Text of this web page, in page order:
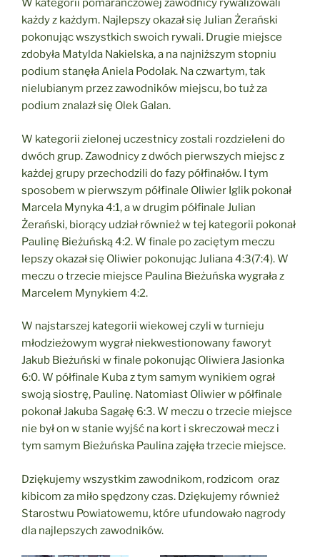
W kategorii pomarańczowej zawodnicy rywalizowali
każdy z każdym. Najlepszy okazał się Julian Żerański
pokonując wszystkich swoich rywali. Drugie miejsce
zdobyła Matylda Nakielska, a na najniższym stopniu
podium stanęła Aniela Podolak. Na czwartym, tak
nielubianym przez zawodników miejscu, bo tuż za
podium znalazł się Olek Galan.
W kategorii zielonej uczestnicy zostali rozdzieleni do
dwóch grup. Zawodnicy z dwóch pierwszych miejsc z
każdej grupy przechodzili do fazy półfinałów. I tym
sposobem w pierwszym półfinale Oliwier Iglik pokonał
Marcela Mynyka 4:1, a w drugim półfinale Julian
Żerański, biorący udział również w tej kategorii pokonał
Paulinę Bieżuńską 4:2. W finale po zaciętym meczu
lepszy okazał się Oliwier pokonując Juliana 4:3(7:4). W
meczu o trzecie miejsce Paulina Bieżuńska wygrała z
Marcelem Mynykiem 4:2.
W najstarszej kategorii wiekowej czyli w turnieju
młodzieżowym wygrał niekwestionowany faworyt
Jakub Bieżuński w finale pokonując Oliwiera Jasionka
6:0. W półfinale Kuba z tym samym wynikiem ograł
swoją siostrę, Paulinę. Natomiast Oliwier w półfinale
pokonał Jakuba Sagałę 6:3. W meczu o trzecie miejsce
nie był on w stanie wyjść na kort i skreczował mecz i
tym samym Bieżuńska Paulina zajęła trzecie miejsce.
Dziękujemy wszystkim zawodnikom, rodzicom oraz
kibicom za miło spędzony czas. Dziękujemy również
Starostwu Powiatowemu, które ufundowało nagrody
dla najlepszych zawodników.